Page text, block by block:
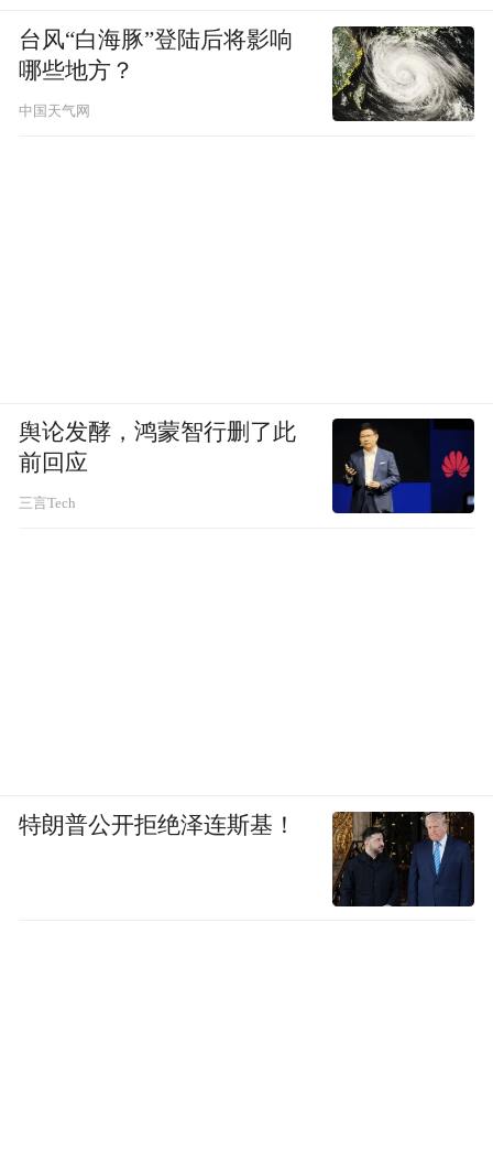
台风“白海豚”登陆后将影响
哪些地方？
中国天气网
舆论发酵，鸿蒙智行删了此
前回应
三言Tech
特朗普公开拒绝泽连斯基！